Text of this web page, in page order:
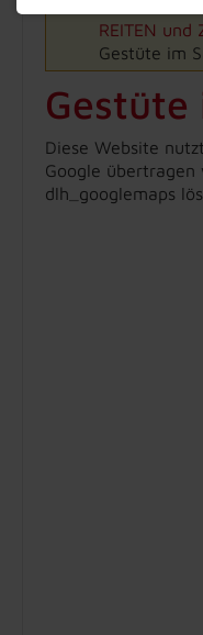
REITEN und
Gestüte im
Gestüte
Diese Website
Google
dlh_googlemaps